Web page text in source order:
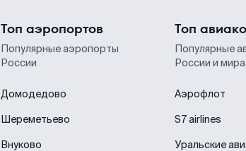
Топ аэропортов
Популярные аэропорты
России
Домодедово
Шереметьево
Внуково
Топ
Популярные
России и мира
Аэрофлот
S7 airlines
Уральские